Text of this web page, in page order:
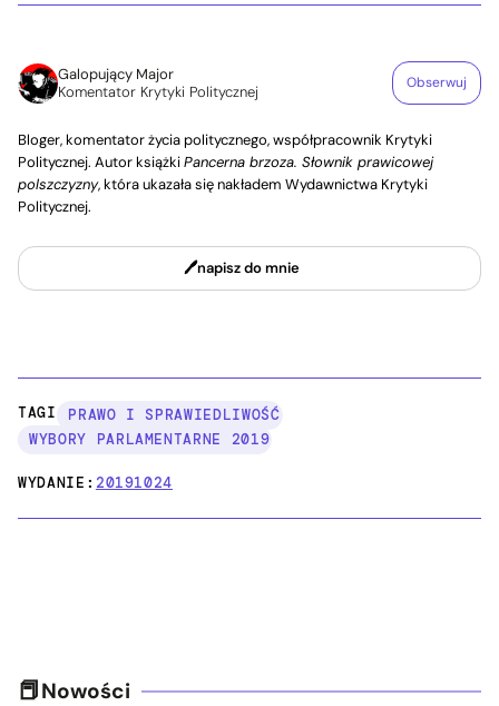
Galopujący Major
Komentator Krytyki Politycznej
Obserwuj
Bloger, komentator życia politycznego, współpracownik Krytyki
Politycznej. Autor książkiPancerna brzoza. Słownik prawicowej
polszczyzny, która ukazała się nakładem Wydawnictwa Krytyki
Politycznej.
napisz do mnie
TAGI:
PRAWO I SPRAWIEDLIWOŚĆ
WYBORY PARLAMENTARNE 2019
WYDANIE:20191024
Nowości